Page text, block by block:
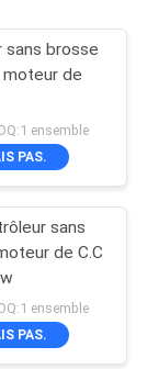
sans brosse
de
ensemble
PAS.
sans
de C.C
ensemble
PAS.